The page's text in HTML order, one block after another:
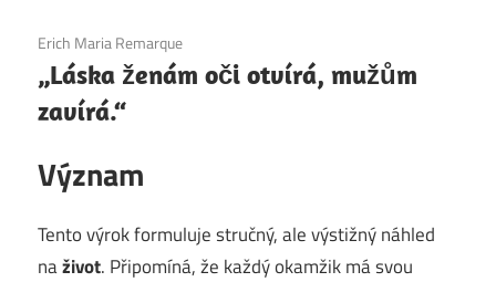
4. 12. 2020
Erich Maria Remarque
„Láska ženám oči otvírá, mužům
zavírá.“
Význam
Tento výrok formuluje stručný, ale výstižný náhled
naživot. Připomíná, že každý okamžik má svou